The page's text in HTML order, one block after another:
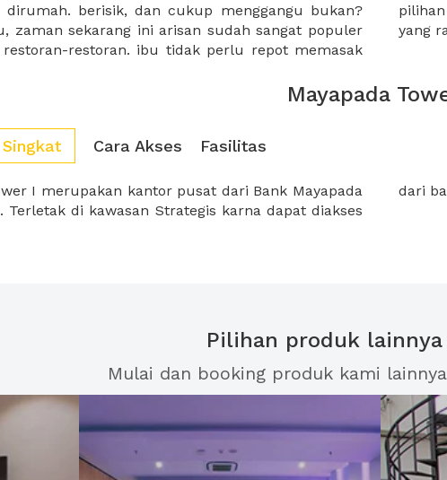
dirumah. berisik, dan cukup menggangu bukan?
zaman sekarang ini arisan sudah sangat populer
restoran. ibu tidak perlu repot memasak
yang sesuai dengan pilihan paket dan juga harga
yang
Mayapada
Cara Akses Fasilitas
I merupakan kantor pusat dari Bank Mayapada
dari
Pilihan produk lainnya
Mulai dan booking produk kami